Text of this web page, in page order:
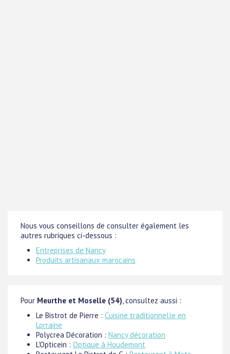
Nous vous conseillons de consulter également les
autres rubriques ci-dessous :
Entreprises de Nancy
Produits artisanaux marocains
Pour Meurthe et Moselle (54), consultez aussi :
Le Bistrot de Pierre : Cuisine traditionnelle en
Lorraine
Polycrea Décoration : Nancy décoration
L'Opticein : Optique à Houdemont